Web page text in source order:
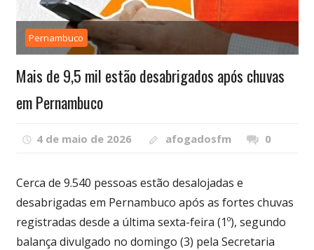
Pernambuco
Mais de 9,5 mil estão desabrigados após chuvas
em Pernambuco
4 de maio de 2026 afogadosfm 0
Cerca de 9.540 pessoas estão desalojadas e
desabrigadas em Pernambuco após as fortes chuvas
registradas desde a última sexta-feira (1º), segundo
balança divulgado no domingo (3) pela Secretaria